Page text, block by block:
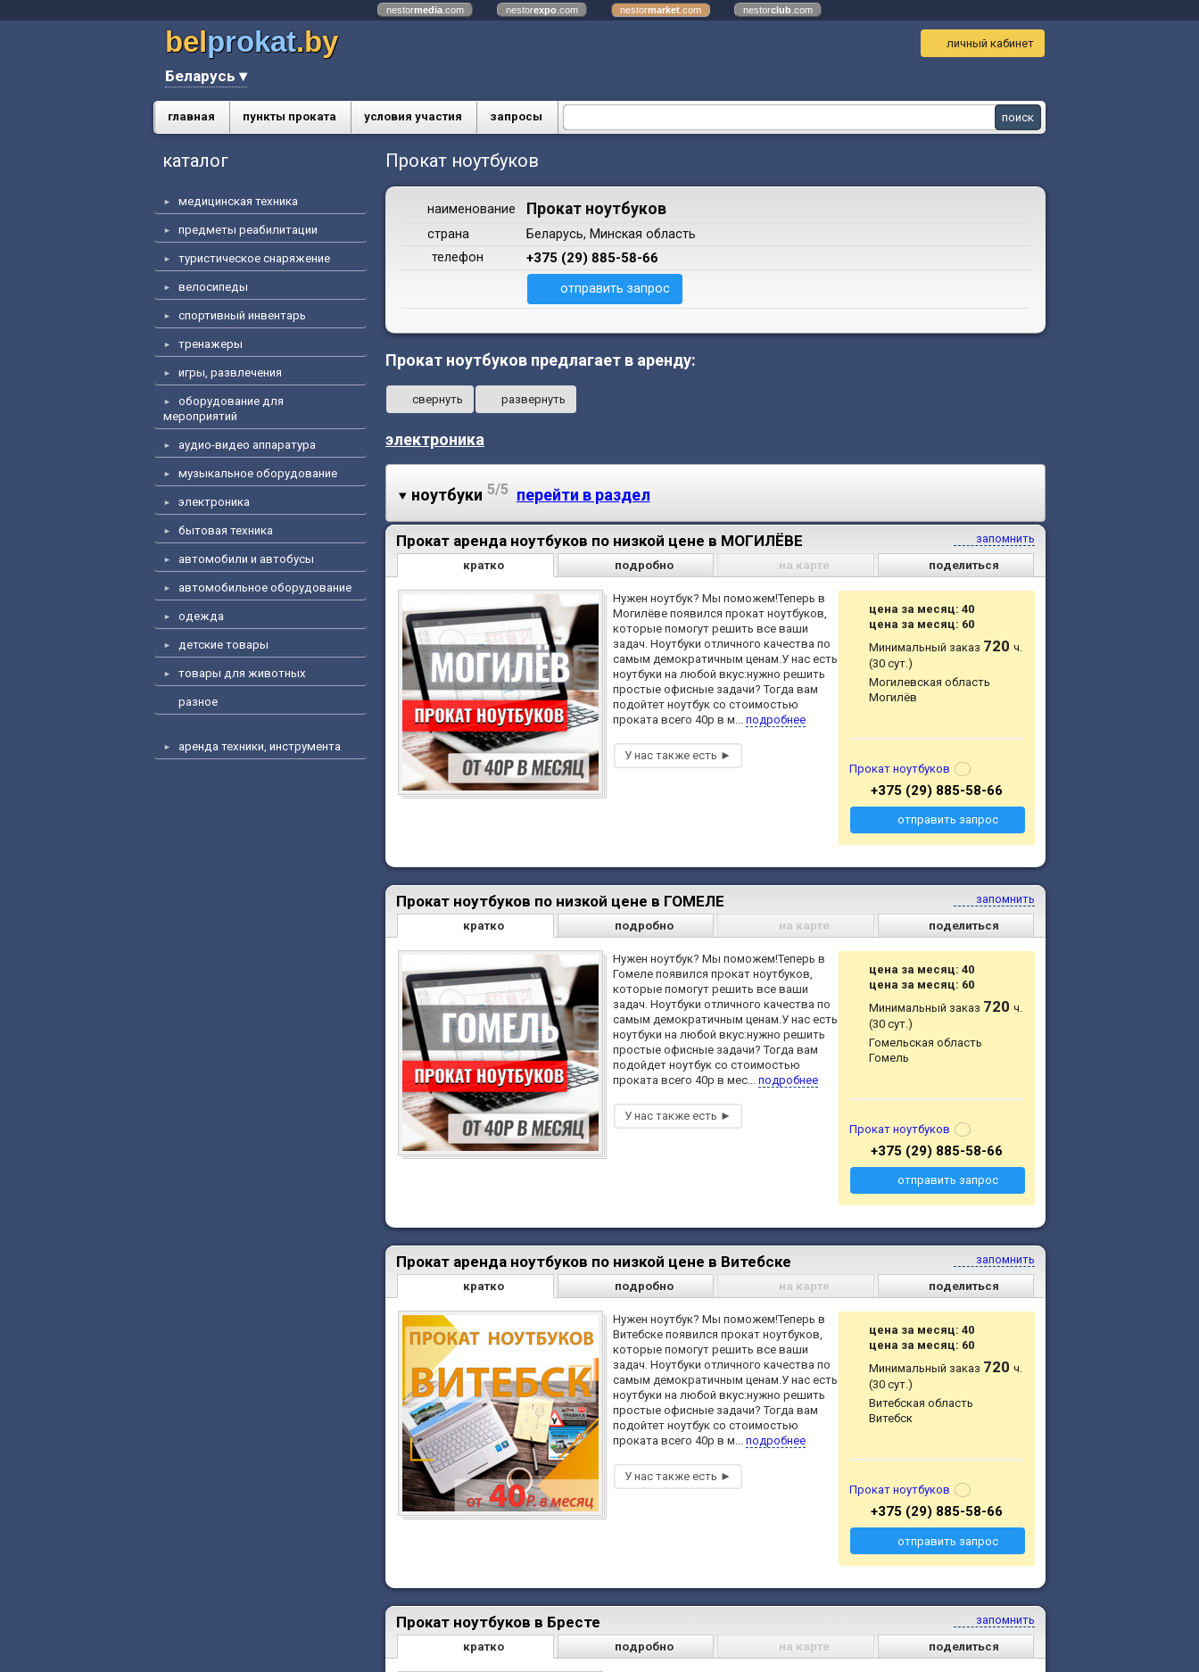
nestormedia .com nestorexpo .com nestormarket .com nestorclub .com
belprokat.by
Беларусь ▾
личный кабинет
главная пункты проката условия участия запросы
каталог
медицинская техника
предметы реабилитации
туристическое снаряжение
велосипеды
спортивный инвентарь
тренажеры
игры, развлечения
оборудование для
мероприятий
аудио-видео аппаратура
музыкальное оборудование
электроника
бытовая техника
автомобили и автобусы
автомобильное оборудование
одежда
детские товары
товары для животных
разное
аренда техники, инструмента
Прокат ноутбуков
наименование Прокат ноутбуков
страна
Беларусь, Минская область
телефон
+375 (29) 885-58-66
отправить запрос
Прокат ноутбуков предлагает в аренду:
свернуть развернуть
электроника
ноутбуки 5/5 перейти в раздел
запомнить
Прокат аренда ноутбуков по низкой цене в МОГИЛЁВЕ
кратко подробно на карте поделиться
Нужен ноутбук? Мы поможем!Теперь в
Могилёве появился прокат ноутбуков,
которые помогут решить все ваши
задач. Ноутбуки отличного качества по
самым демократичным ценам.У нас есть
ноутбуки на любой вкус:нужно решить
простые офисные задачи? Тогда вам
подойтет ноутбук со стоимостью
проката всего 40р в м... подробнее
цена за месяц: 40
цена за месяц: 60
Минимальный заказ 720ч.
(30 сут.)
Могилевская область
Могилёв
Прокат ноутбуков
+375 (29) 885-58-66
отправить запрос
запомнить
Прокат ноутбуков по низкой цене в ГОМЕЛЕ
кратко подробно на карте поделиться
Нужен ноутбук? Мы поможем!Теперь в
Гомеле появился прокат ноутбуков,
которые помогут решить все ваши
задач. Ноутбуки отличного качества по
самым демократичным ценам.У нас есть
ноутбуки на любой вкус:нужно решить
простые офисные задачи? Тогда вам
подойдет ноутбук со стоимостью
проката всего 40р в мес... подробнее
цена за месяц: 40
цена за месяц: 60
Минимальный заказ 720ч.
(30 сут.)
Гомельская область
Гомель
Прокат ноутбуков
+375 (29) 885-58-66
отправить запрос
запомнить
Прокат аренда ноутбуков по низкой цене в Витебске
кратко подробно на карте поделиться
Нужен ноутбук? Мы поможем!Теперь в
Витебске появился прокат ноутбуков,
которые помогут решить все ваши
задач. Ноутбуки отличного качества по
самым демократичным ценам.У нас есть
ноутбуки на любой вкус:нужно решить
простые офисные задачи? Тогда вам
подойтет ноутбук со стоимостью
проката всего 40р в м... подробнее
цена за месяц: 40
цена за месяц: 60
Минимальный заказ 720ч.
(30 сут.)
Витебская область
Витебск
Прокат ноутбуков
+375 (29) 885-58-66
отправить запрос
запомнить
Прокат ноутбуков в Бресте
кратко подробно на карте поделиться